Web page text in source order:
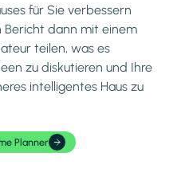
für Sie verbessern
Bericht dann mit einem
teilen, was es
zu diskutieren und Ihre
intelligentes Haus zu
Planner